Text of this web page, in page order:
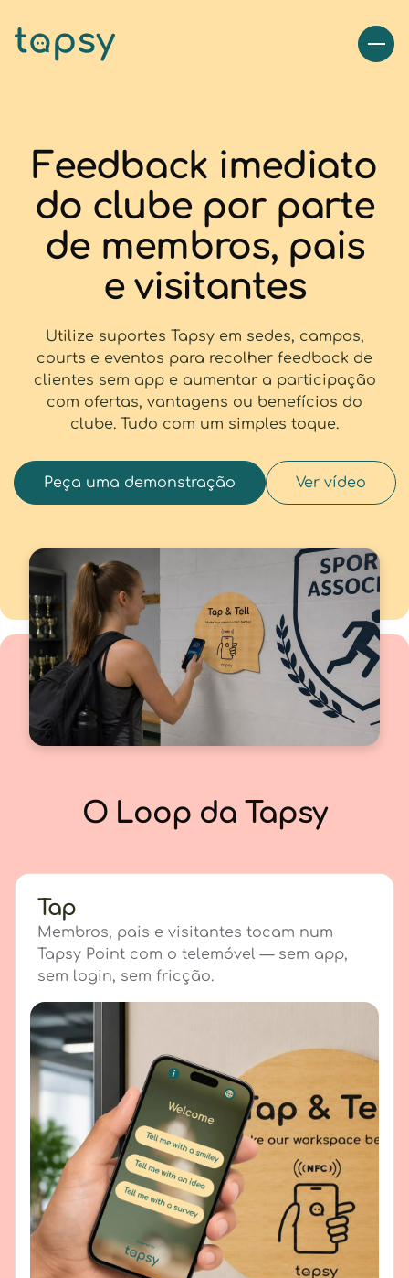
Feedback imediato
do clube por parte
de membros, pais
e visitantes
Utilize suportes Tapsy em sedes, campos,
courts e eventos para recolher feedback de
clientes sem app e aumentar a participação
com ofertas, vantagens ou benefícios do
clube. Tudo com um simples toque.
Peça uma demonstração Ver vídeo
O Loop da Tapsy
Tap
Membros, pais e visitantes tocam num
Tapsy Point com o telemóvel — sem app,
sem login, sem fricção.